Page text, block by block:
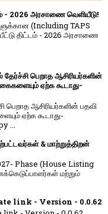
- 2026 அரசாணை வெளியீடு!
(Including TAPS
திட்டம் - 2026 அரசாணை
தேர்ச்சி பெறாத ஆசிரியர்களின்
ஏற்க கூடாது-
பெறாத ஆசிரியர்களின் பதவி
ஏற்க கூடாது-
...
& மாற்றுத்திறன்
Phase (House Listing
மற்றும்
link - Version - 0.0.62